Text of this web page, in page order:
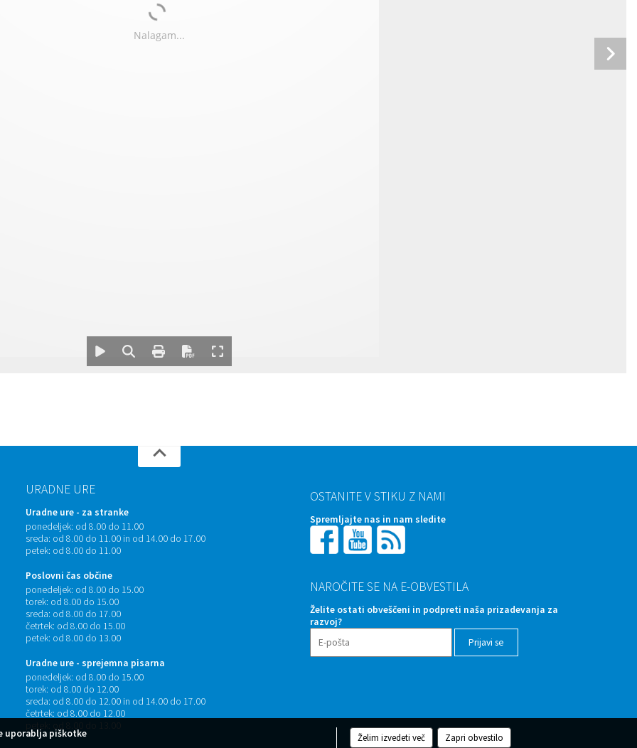
URADNE URE
Uradne ure - za stranke
ponedeljek: od 8.00 do 11.00
sreda: od 8.00 do 11.00 in od 14.00 do 17.00
petek: od 8.00 do 11.00
Poslovni čas občine
ponedeljek: od 8.00 do 15.00
torek: od 8.00 do 15.00
sreda: od 8.00 do 17.00
četrtek: od 8.00 do 15.00
petek: od 8.00 do 13.00
Uradne ure - sprejemna pisarna
ponedeljek: od 8.00 do 15.00
torek: od 8.00 do 12.00
sreda: od 8.00 do 12.00 in od 14.00 do 17.00
četrtek: od 8.00 do 12.00
OSTANITE V STIKU Z NAMI
Spremljajte nas in nam sledite
NAROČITE SE NA E-OBVESTILA
Želite ostati obveščeni in podpreti naša prizadevanja za
razvoj?
uporablja piškotke
Želim izvedeti več Zapri obvestilo